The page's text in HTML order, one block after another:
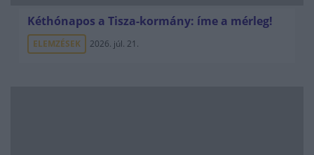
Kéthónapos a Tisza-kormány: íme a mérleg!
ELEMZÉSEK 2026. júl. 21.